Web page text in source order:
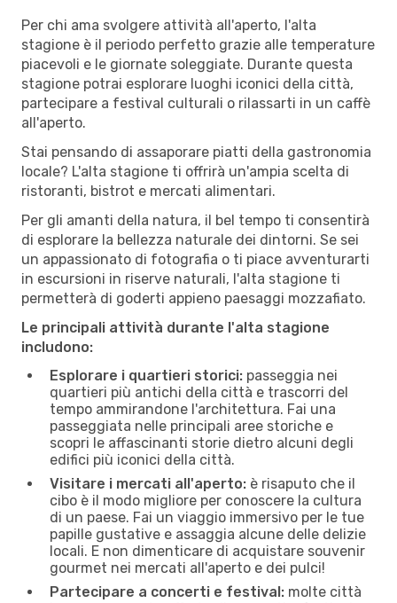
Per chi ama svolgere attività all'aperto, l'alta
stagione è il periodo perfetto grazie alle temperature
piacevoli e le giornate soleggiate. Durante questa
stagione potrai esplorare luoghi iconici della città,
partecipare a festival culturali o rilassarti in un caffè
all'aperto.
Stai pensando di assaporare piatti della gastronomia
locale? L'alta stagione ti offrirà un'ampia scelta di
ristoranti, bistrot e mercati alimentari.
Per gli amanti della natura, il bel tempo ti consentirà
di esplorare la bellezza naturale dei dintorni. Se sei
un appassionato di fotografia o ti piace avventurarti
in escursioni in riserve naturali, l'alta stagione ti
permetterà di goderti appieno paesaggi mozzafiato.
Le principali attività durante l'alta stagione
includono:
Esplorare i quartieri storici: passeggia nei
quartieri più antichi della città e trascorri del
tempo ammirandone l'architettura. Fai una
passeggiata nelle principali aree storiche e
scopri le affascinanti storie dietro alcuni degli
edifici più iconici della città.
Visitare i mercati all'aperto: è risaputo che il
cibo è il modo migliore per conoscere la cultura
di un paese. Fai un viaggio immersivo per le tue
papille gustative e assaggia alcune delle delizie
locali. E non dimenticare di acquistare souvenir
gourmet nei mercati all'aperto e dei pulci!
Partecipare a concerti e festival: molte città